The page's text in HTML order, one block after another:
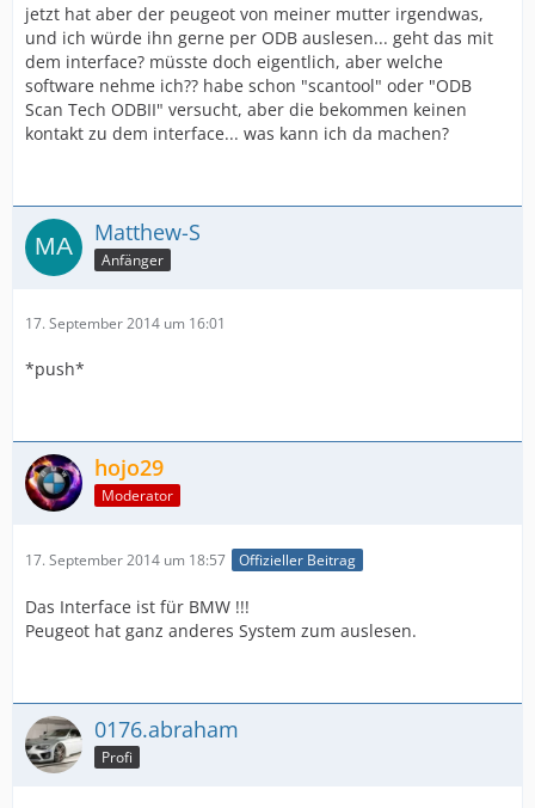
jetzt hat aber der peugeot von meiner mutter irgendwas,
und ich würde ihn gerne per ODB auslesen... geht das mit
dem interface? müsste doch eigentlich, aber welche
software nehme ich?? habe schon "scantool" oder "ODB
Scan Tech ODBII" versucht, aber die bekommen keinen
kontakt zu dem interface... was kann ich da machen?
Matthew-S
Anfänger
17. September 2014 um 16:01
*push*
hojo29
Moderator
17. September 2014 um 18:57 Offizieller Beitrag
Das Interface ist für BMW !!!
Peugeot hat ganz anderes System zum auslesen.
0176.abraham
Profi